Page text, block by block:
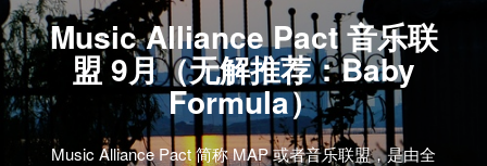
by Roger Delahaye…
Music Alliance Pact 音乐联
盟 9月（无解推荐：Baby
Formula）
Music Alliance Pact 简称 MAP 或者音乐联盟，是由全